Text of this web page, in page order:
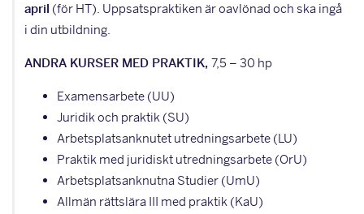
april (för HT). Uppsatspraktiken är oavlönad och ska ingå
i din utbildning.
ANDRA KURSER MED PRAKTIK, 7,5 – 30 hp
Examensarbete (UU)
Juridik och praktik (SU)
Arbetsplatsanknutet utredningsarbete (LU)
Praktik med juridiskt utredningsarbete (OrU)
Arbetsplatsanknutna Studier (UmU)
Allmän rättslära III med praktik (KaU)